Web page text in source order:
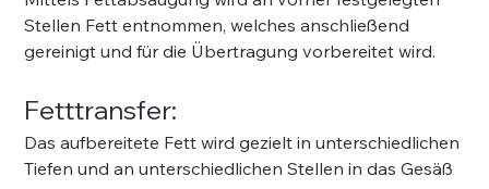
Stellen Fett entnommen, welches anschließend
gereinigt und für die Übertragung vorbereitet wird.
Fetttransfer:
Das aufbereitete Fett wird gezielt in unterschiedlichen
Tiefen und an unterschiedlichen Stellen in das Gesäß